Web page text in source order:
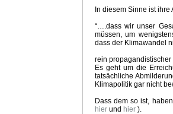
In diesem Sinne ist ihre
“….dass wir unser
müssen, um
dass der Klimawandel
rein
Es geht um die
tatsächliche
Klimapolitik gar nicht
Dass dem so ist,
hier und hier ).